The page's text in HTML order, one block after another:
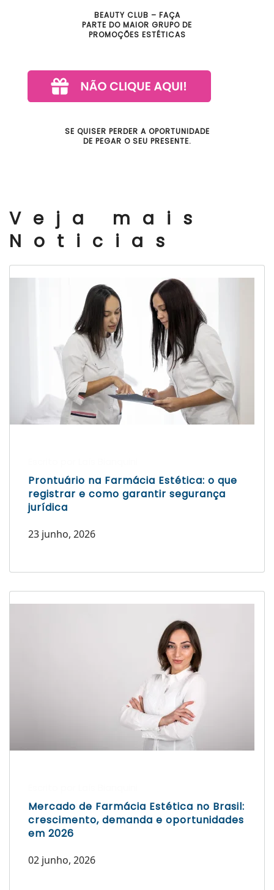
BEAUTY CLUB – FAÇA
PARTE DO MAIOR GRUPO DE
PROMOÇÕES ESTÉTICAS
SE QUISER PERDER A OPORTUNIDADE
DE PEGAR O SEU PRESENTE.
Veja mais
Noticias
Prontuário na Farmácia Estética: o que
registrar e como garantir segurança
jurídica
23 junho, 2026
Mercado de Farmácia Estética no Brasil:
crescimento, demanda e oportunidades
em 2026
02 junho, 2026